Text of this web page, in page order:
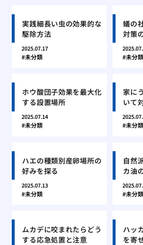
実践細長い虫の効果的な
駆除方法
2025.07.17
未分類
蟻の
対策
未分類
ホウ酸団子効果を最大化
する設置場所
2025.07.14
未分類
家に
いて
未分類
ハエの種類別産卵場所の
好みを探る
2025.07.13
未分類
自然
カ油
未分類
ムカデに咬まれたらどう
する応急処置と注意
ハッ
を寄